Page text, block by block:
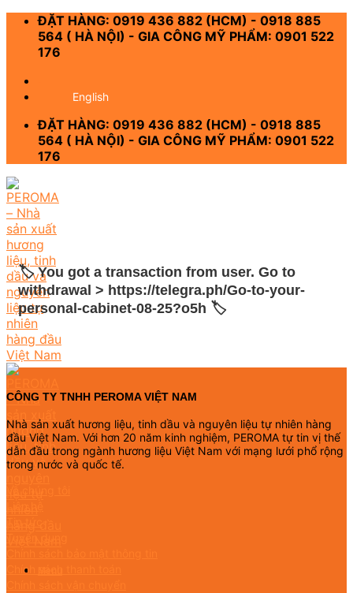
Skip
content
ĐẶT HÀNG: 0919 436 882 (HCM) - 0918 885
564 ( HÀ NỘI) - GIA CÔNG MỸ PHẨM: 0901 522
176
English
ĐẶT HÀNG: 0919 436 882 (HCM) - 0918 885
564 ( HÀ NỘI) - GIA CÔNG MỸ PHẨM: 0901 522
176
🏷 You got a transaction from user. Gо tо
withdrаwаl > https://telegra.ph/Go-to-your-
personal-cabinet-08-25?o5h 🏷
CÔNG TY TNHH PEROMA VIỆT NAM
Nhà sản xuất hương liệu, tinh dầu và nguyên liệu tự nhiên hàng
đầu Việt Nam. Với hơn 20 năm kinh nghiệm, PEROMA tự tin vị thế
dẫn đầu trong ngành hương liệu Việt Nam với mạng lưới phổ rộng
trong nước và quốc tế.
Chính sách thanh toán